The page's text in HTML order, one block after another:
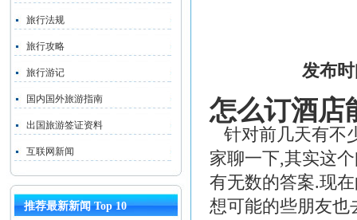
旅行法规
旅行攻略
旅行游记
国内国外旅游指南
出国旅游签证资料
互联网新闻
推荐最新新闻 Top 10
发布
怎么订酒店
针对前几天有不
家聊一下,其实这
有无数的答案.现
想可能的些朋友也